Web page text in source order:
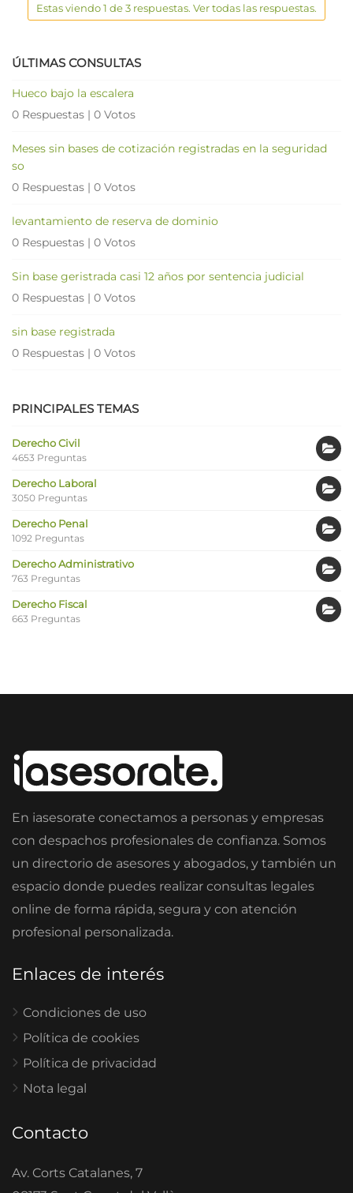
Estas viendo 1 de 3 respuestas. Ver todas las respuestas.
ÚLTIMAS CONSULTAS
Hueco bajo la escalera
0 Respuestas | 0 Votos
Meses sin bases de cotización registradas en la seguridad
so
0 Respuestas | 0 Votos
levantamiento de reserva de dominio
0 Respuestas | 0 Votos
Sin base geristrada casi 12 años por sentencia judicial
0 Respuestas | 0 Votos
sin base registrada
0 Respuestas | 0 Votos
PRINCIPALES TEMAS
Derecho Civil
4653 Preguntas
Derecho Laboral
3050 Preguntas
Derecho Penal
1092 Preguntas
Derecho Administrativo
763 Preguntas
Derecho Fiscal
663 Preguntas
En iasesorate conectamos a personas y empresas
con despachos profesionales de confianza. Somos
un directorio de asesores y abogados, y también un
espacio donde puedes realizar consultas legales
online de forma rápida, segura y con atención
profesional personalizada.
Enlaces de interés
Condiciones de uso
Política de cookies
Política de privacidad
Nota legal
Contacto
Av. Corts Catalanes, 7